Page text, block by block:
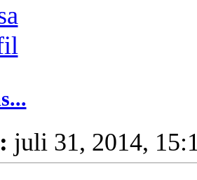
juli 31, 2014,